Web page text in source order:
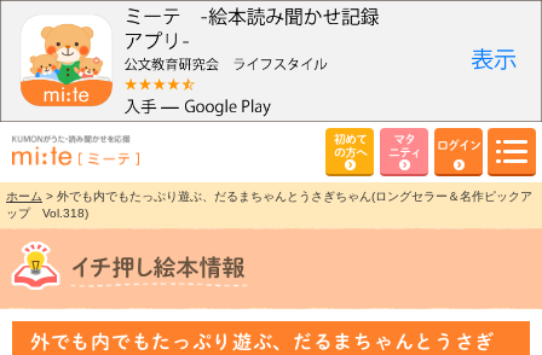
初めて
の方へ
マタ
ニティ
ログイン
ホーム > 外でも内でもたっぷり遊ぶ、だるまちゃんとうさぎちゃん(ロングセラー＆名作ピックア
ップ Vol.318)
外でも内でもたっぷり遊ぶ、だるまちゃんとうさぎ